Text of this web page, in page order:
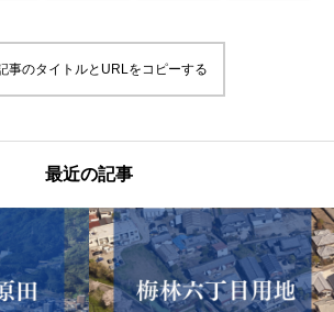
事のタイトルとURLをコピーする
最近の記事